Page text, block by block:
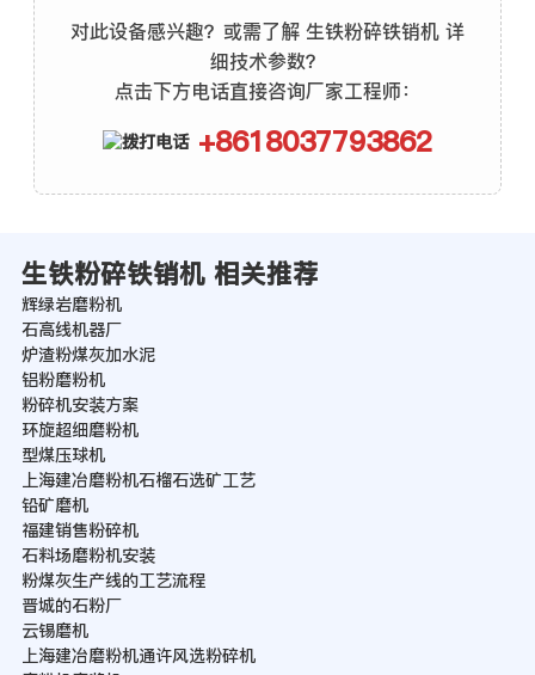
对此设备感兴趣？或需了解 生铁粉碎铁销机 详
细技术参数？
点击下方电话直接咨询厂家工程师：
+8618037793862
生铁粉碎铁销机 相关推荐
辉绿岩磨粉机
石高线机器厂
炉渣粉煤灰加水泥
铝粉磨粉机
粉碎机安装方案
环旋超细磨粉机
型煤压球机
上海建冶磨粉机石榴石选矿工艺
铅矿磨机
福建销售粉碎机
石料场磨粉机安装
粉煤灰生产线的工艺流程
晋城的石粉厂
云锡磨机
上海建冶磨粉机通许风选粉碎机